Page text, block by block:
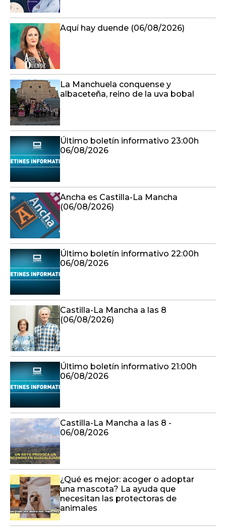
Aquí hay duende (06/08/2026)
La Manchuela conquense y
albaceteña, reino de la uva bobal
Último boletín informativo 23:00h
06/08/2026
Ancha es Castilla-La Mancha
(06/08/2026)
Último boletín informativo 22:00h
06/08/2026
Castilla-La Mancha a las 8
(06/08/2026)
Último boletín informativo 21:00h
06/08/2026
Castilla-La Mancha a las 8 -
06/08/2026
¿Qué es mejor: acoger o adoptar
una mascota? La ayuda que
necesitan las protectoras de
animales